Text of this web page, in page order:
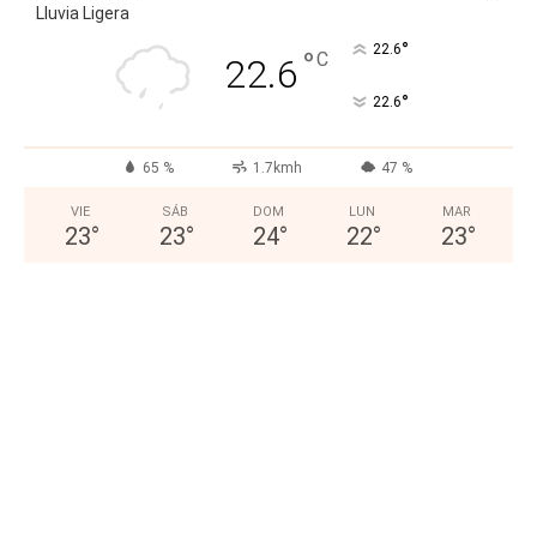
Lluvia Ligera
22.6 °C 22.6°
22.6°
65 % 1.7kmh 47 %
VIE
23°
SÁB
23°
DOM
24°
LUN
22°
MAR
23°